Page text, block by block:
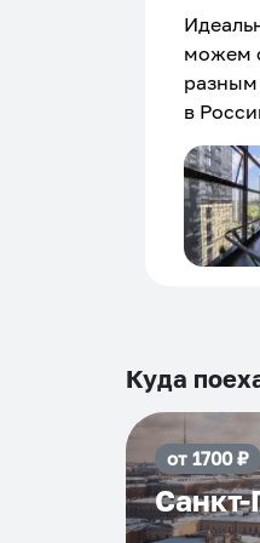
можем
разным
в
и сами
Куда
от 1700₽
Санкт-